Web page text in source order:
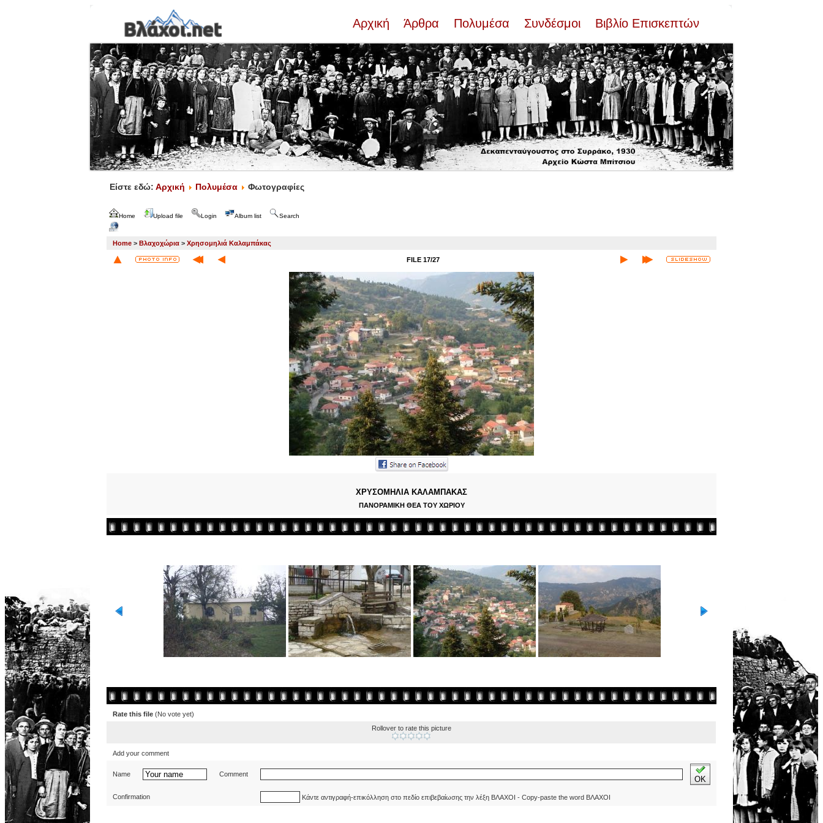
Αρχική Άρθρα Πολυμέσα Συνδέσμοι Βιβλίο Επισκεπτών
Είστε εδώ: Αρχική Πολυμέσα Φωτογραφίες
Home Upload file Login Album list Search
Home > Βλαχοχώρια > Χρησομηλιά Καλαμπάκας
FILE 17/27
ΧΡΥΣΟΜΗΛΙΑ ΚΑΛΑΜΠΑΚΑΣ
ΠΑΝΟΡΑΜΙΚΗ ΘΕΑ ΤΟΥ ΧΩΡΙΟΥ
Rate this file (No vote yet)
Rollover to rate this picture
Add your comment
Name Comment
OK
Confirmation Κάντε αντιγραφή-επικόλληση στο πεδίο επιβεβαίωσης την λέξη ΒΛΑΧΟΙ - Copy-paste the word ΒΛΑΧΟΙ